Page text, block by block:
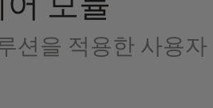
션을 적용한 사용